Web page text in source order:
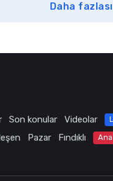
Daha
Son konular Videolar
Pazar Fındıklı